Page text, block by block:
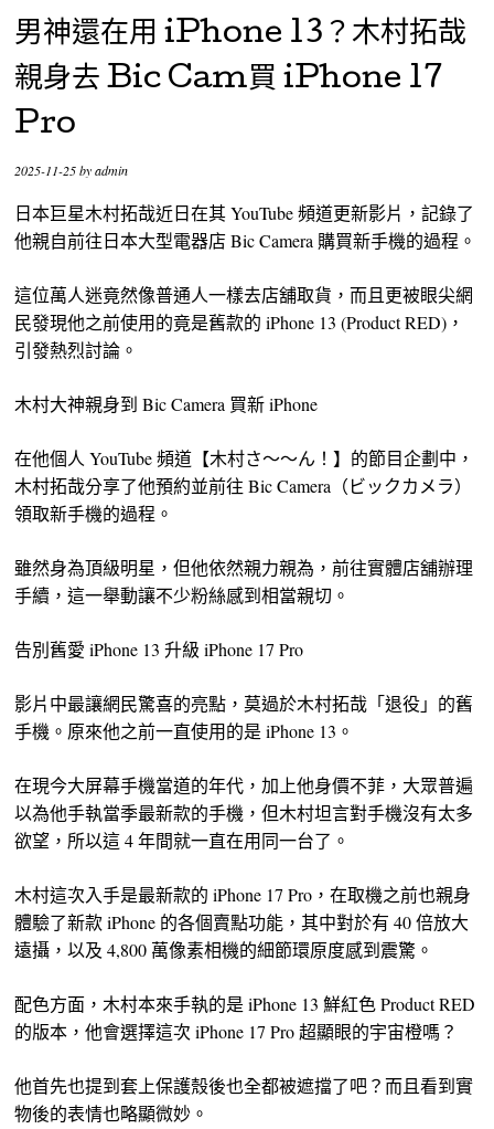
男神還在用 iPhone 13？木村拓哉
親身去 Bic Cam買 iPhone 17
Pro
2025-11-25byadmin
日本巨星木村拓哉近日在其 YouTube 頻道更新影片，記錄了
他親自前往日本大型電器店 Bic Camera 購買新手機的過程。
這位萬人迷竟然像普通人一樣去店舖取貨，而且更被眼尖網
民發現他之前使用的竟是舊款的 iPhone 13 (Product RED)，
引發熱烈討論。
木村大神親身到 Bic Camera 買新 iPhone
在他個人 YouTube 頻道【木村さ〜〜ん！】的節目企劃中，
木村拓哉分享了他預約並前往 Bic Camera（ビックカメラ）
領取新手機的過程。
雖然身為頂級明星，但他依然親力親為，前往實體店舖辦理
手續，這一舉動讓不少粉絲感到相當親切。
告別舊愛 iPhone 13 升級 iPhone 17 Pro
影片中最讓網民驚喜的亮點，莫過於木村拓哉「退役」的舊
手機。原來他之前一直使用的是 iPhone 13。
在現今大屏幕手機當道的年代，加上他身價不菲，大眾普遍
以為他手執當季最新款的手機，但木村坦言對手機沒有太多
欲望，所以這 4 年間就一直在用同一台了。
木村這次入手是最新款的 iPhone 17 Pro，在取機之前也親身
體驗了新款 iPhone 的各個賣點功能，其中對於有 40 倍放大
遠攝，以及 4,800 萬像素相機的細節環原度感到震驚。
配色方面，木村本來手執的是 iPhone 13 鮮紅色 Product RED
的版本，他會選擇這次 iPhone 17 Pro 超顯眼的宇宙橙嗎？
他首先也提到套上保護殼後也全都被遮擋了吧？而且看到實
物後的表情也略顯微妙。